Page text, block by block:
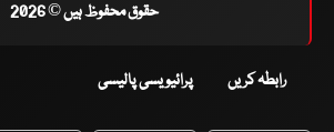
حقوق محفوظ ہیں © 2026
رابطہ کریں پرائیویسی پالیسی